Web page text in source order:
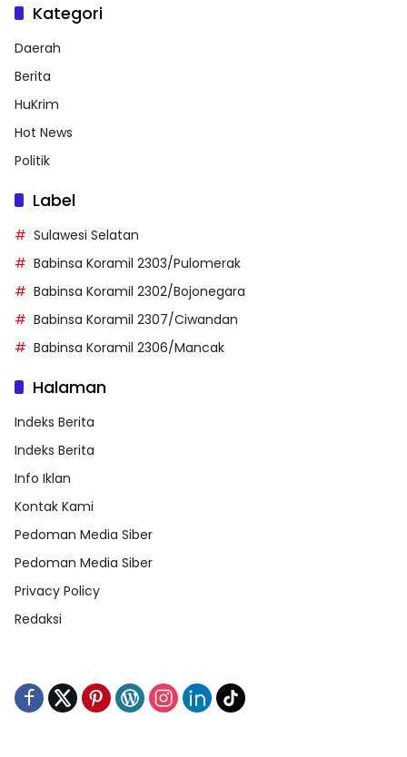
Kategori
Daerah
Berita
HuKrim
Hot News
Politik
Label
Sulawesi Selatan
Babinsa Koramil 2303/Pulomerak
Babinsa Koramil 2302/Bojonegara
Babinsa Koramil 2307/Ciwandan
Babinsa Koramil 2306/Mancak
Halaman
Indeks Berita
Indeks Berita
Info Iklan
Kontak Kami
Pedoman Media Siber
Pedoman Media Siber
Privacy Policy
Redaksi